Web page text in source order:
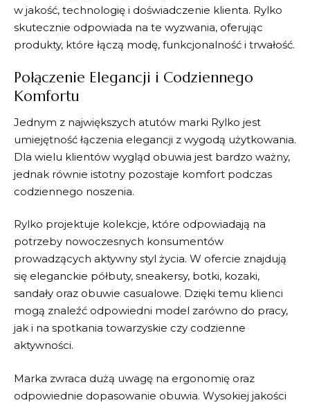
w jakość, technologię i doświadczenie klienta. Rylko
skutecznie odpowiada na te wyzwania, oferując
produkty, które łączą modę, funkcjonalność i trwałość.
Połączenie Elegancji i Codziennego
Komfortu
Jednym z największych atutów marki Rylko jest
umiejętność łączenia elegancji z wygodą użytkowania.
Dla wielu klientów wygląd obuwia jest bardzo ważny,
jednak równie istotny pozostaje komfort podczas
codziennego noszenia.
Rylko projektuje kolekcje, które odpowiadają na
potrzeby nowoczesnych konsumentów
prowadzących aktywny styl życia. W ofercie znajdują
się eleganckie półbuty, sneakersy, botki, kozaki,
sandały oraz obuwie casualowe. Dzięki temu klienci
mogą znaleźć odpowiedni model zarówno do pracy,
jak i na spotkania towarzyskie czy codzienne
aktywności.
Marka zwraca dużą uwagę na ergonomię oraz
odpowiednie dopasowanie obuwia. Wysokiej jakości